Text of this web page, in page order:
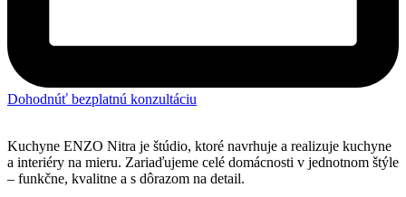
Dohodnúť bezplatnú konzultáciu
Kuchyne ENZO Nitra je štúdio, ktoré navrhuje a realizuje kuchyne
a interiéry na mieru. Zariaďujeme celé domácnosti v jednotnom štýle
– funkčne, kvalitne a s dôrazom na detail.